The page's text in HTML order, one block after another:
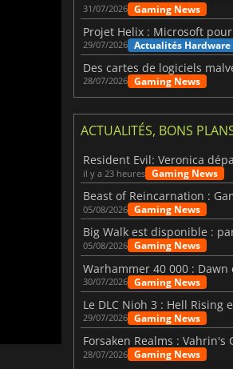
31/07/2026 Gaming News
Projet Helix : Microsoft
29/07/2026 Actualités Hardware
28/07/2026 Gaming News
ACTUALITÉS, BONS
il y a 23 heures Gaming News
05/08/2026 Gaming News
05/08/2026 Gaming News
30/07/2026 Gaming News
29/07/2026 Gaming News
28/07/2026 Gaming News